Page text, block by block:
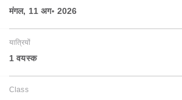
मंगल, 11 अग॰ 2026
यात्रियों
1 वयस्‍क
Class